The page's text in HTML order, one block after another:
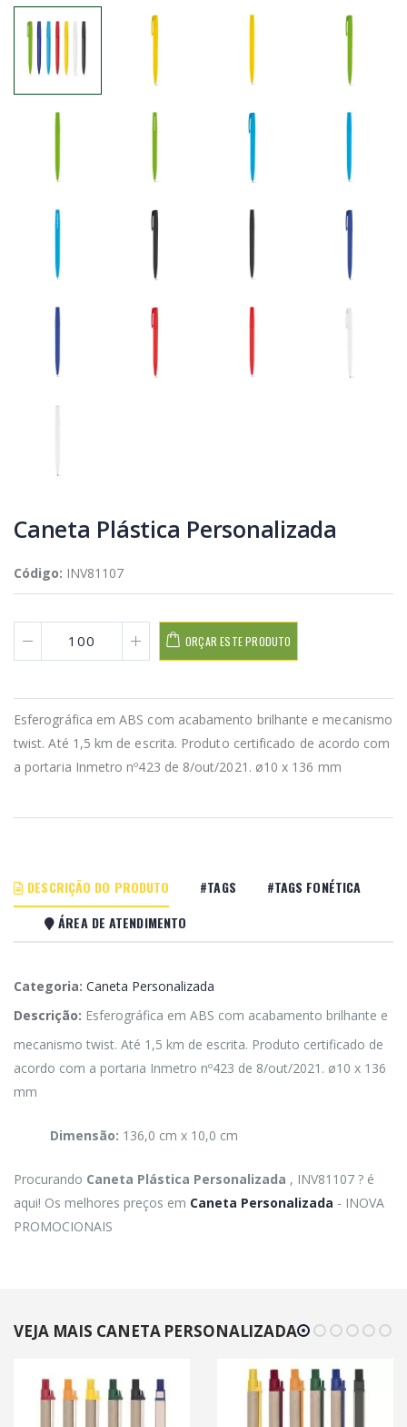
Caneta Plástica Personalizada
Código: INV81107
ORÇAR ESTE PRODUTO
Esferográfica em ABS com acabamento brilhante e mecanismo
twist. Até 1,5 km de escrita. Produto certificado de acordo com
a portaria Inmetro nº423 de 8/out/2021. ø10 x 136 mm
DESCRIÇÃO DO PRODUTO #TAGS
#TAGS FONÉTICA
ÁREA DE ATENDIMENTO
Categoria: Caneta Personalizada
Descrição: Esferográfica em ABS com acabamento brilhante e
mecanismo twist. Até 1,5 km de escrita. Produto certificado de
acordo com a portaria Inmetro nº423 de 8/out/2021. ø10 x 136
mm
Dimensão: 136,0 cm x 10,0 cm
Procurando Caneta Plástica Personalizada , INV81107 ? é
aqui! Os melhores preços em Caneta Personalizada - INOVA
PROMOCIONAIS
VEJA MAIS CANETA PERSONALIZADA